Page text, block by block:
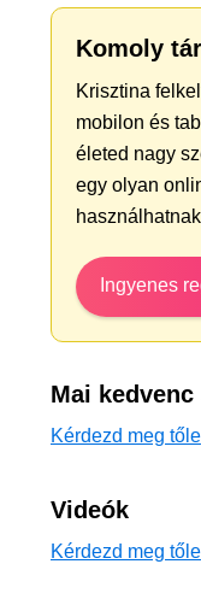
Komoly
Krisztina
mobilon és
életed nagy
egy olyan
Ingyenes
Mai
Kérdezd meg tőle
Videók
Kérdezd meg tőle